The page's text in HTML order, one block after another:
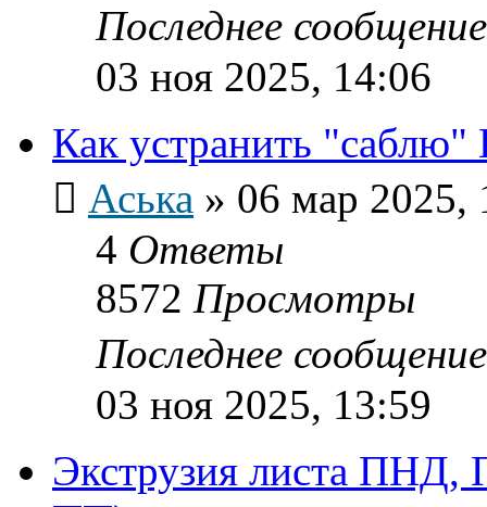
Последнее
03 ноя 2025, 14:06
Как устранить
Аська » 06 мар 2025,
4 Ответы
8572 Просмотры
Последнее
03 ноя 2025, 13:59
Экструзия листа